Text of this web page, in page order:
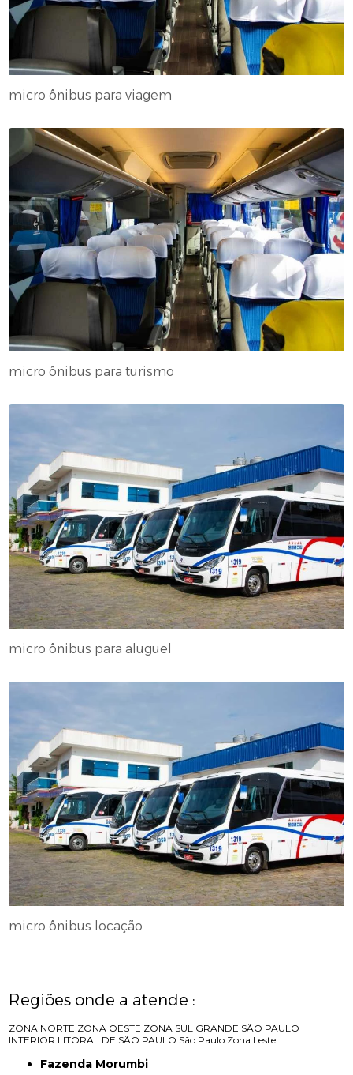
micro ônibus para viagem
micro ônibus para turismo
micro ônibus para aluguel
micro ônibus locação
Regiões onde a atende :
ZONA NORTE ZONA OESTE ZONA SUL GRANDE SÃO PAULO
INTERIOR LITORAL DE SÃO PAULO São Paulo Zona Leste
Fazenda Morumbi